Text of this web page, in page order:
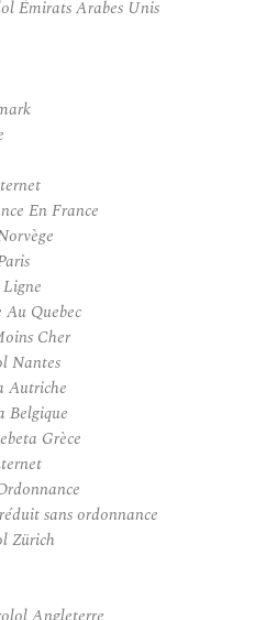
Émirats Arabes Unis
En France
Au Quebec
Cher
Nantes
Autriche
Belgique
Grèce
sans ordonnance
Zürich